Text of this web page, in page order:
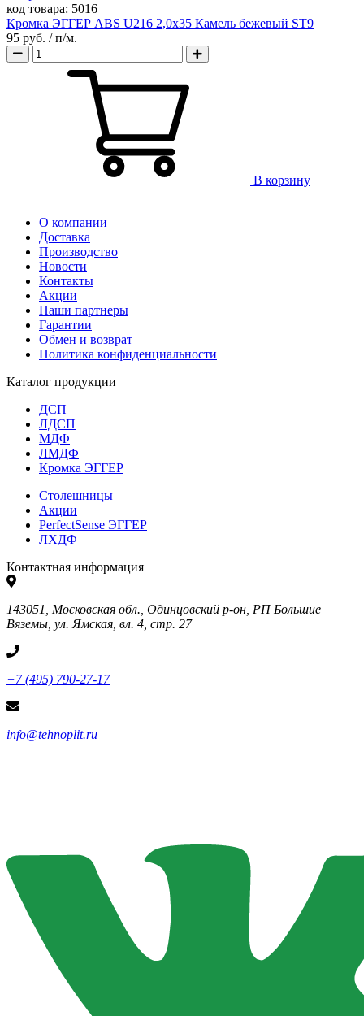
код товара: 5016
Кромка ЭГГЕР ABS U216 2,0х35 Камель бежевый ST9
95 руб. / п/м.
В корзину
О компании
Доставка
Производство
Новости
Контакты
Акции
Наши партнеры
Гарантии
Обмен и возврат
Политика конфиденциальности
Каталог продукции
ДСП
ЛДСП
МДФ
ЛМДФ
Кромка ЭГГЕР
Столешницы
Акции
PerfectSense ЭГГЕР
ЛХДФ
Контактная информация
143051, Московская обл., Одинцовский р-он, РП Большие
Вяземы, ул. Ямская, вл. 4, стр. 27
+7 (495) 790-27-17
info@tehnoplit.ru